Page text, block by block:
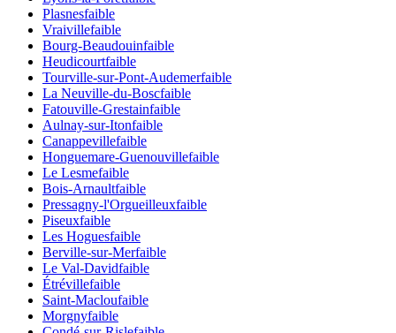
Plasnesfaible
Vraivillefaible
Bourg-Beaudouinfaible
Heudicourtfaible
Tourville-sur-Pont-Audemerfaible
La Neuville-du-Boscfaible
Fatouville-Grestainfaible
Aulnay-sur-Itonfaible
Canappevillefaible
Honguemare-Guenouvillefaible
Le Lesmefaible
Bois-Arnaultfaible
Pressagny-l'Orgueilleuxfaible
Piseuxfaible
Les Hoguesfaible
Berville-sur-Merfaible
Le Val-Davidfaible
Étrévillefaible
Saint-Macloufaible
Morgnyfaible